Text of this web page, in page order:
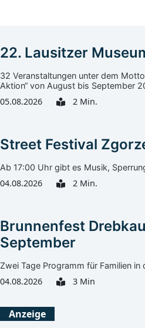
22. Lausitzer
32 Veranstaltungen unter dem
Aktion“ von August bis September
05.08.2026 2 Min.
Street Festival
Ab 17:00 Uhr gibt es Musik,
04.08.2026 2 Min.
Brunnenfest
September
Zwei Tage Programm für Familien
04.08.2026 3 Min
Anzeige
Görlitz
Heute